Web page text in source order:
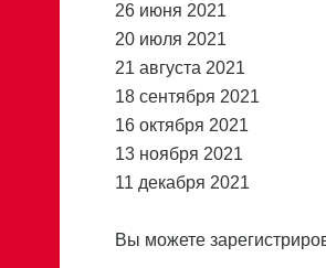
26 июня 2021
20 июля 2021
21 августа 2021
18 сентября 2021
16 октября 2021
13 ноября 2021
11 декабря 2021
Вы можете